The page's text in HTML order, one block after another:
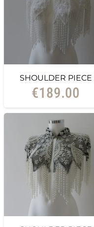
SHOULDER PIECE
€189.00